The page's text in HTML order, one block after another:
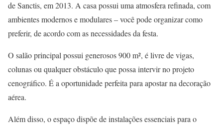
de Sanctis, em 2013. A casa possui uma atmosfera refinada, com
ambientes modernos e modulares – você pode organizar como
preferir, de acordo com as necessidades da festa.
O salão principal possui generosos 900 m², é livre de vigas,
colunas ou qualquer obstáculo que possa intervir no projeto
cenográfico. É a oportunidade perfeita para apostar na decoração
aérea.
Além disso, o espaço dispõe de instalações essenciais para o